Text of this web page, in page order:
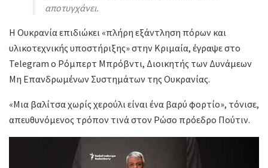
αποτυγχάνει.
Η Ουκρανία επιδιώκει «πλήρη εξάντληση πόρων και
υλικοτεχνικής υποστήριξης» στην Κριμαία, έγραψε στο
Telegram ο Ρόμπερτ Μπρόβντι, Διοικητής των Δυνάμεων
Μη Επανδρωμένων Συστημάτων της Ουκρανίας.
«Μια βαλίτσα χωρίς χερούλι είναι ένα βαρύ φορτίο», τόνισε,
απευθυνόμενος τρόπον τινά στον Ρώσο πρόεδρο Πούτιν.